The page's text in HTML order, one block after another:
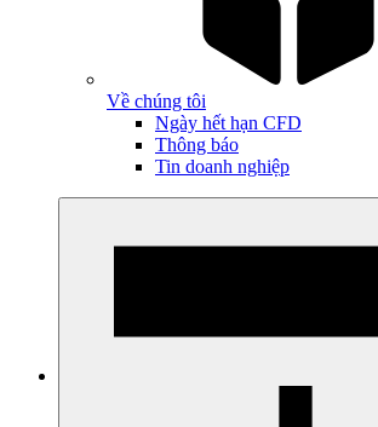
Về chúng tôi
Ngày hết hạn CFD
Thông báo
Tin doanh nghiệp